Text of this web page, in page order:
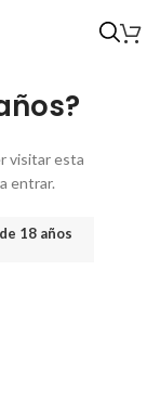
visitar esta
entrar.
18 años